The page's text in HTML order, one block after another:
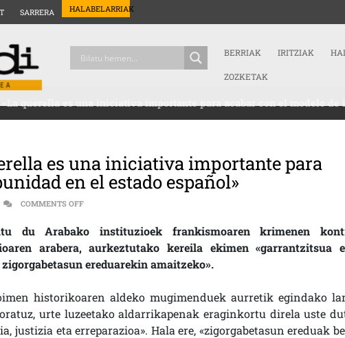
SARRERA HALABELARRIAK
BERRIAK IRITZIAK
ZOZKETAK
querella es una iniciativa importante para acabar con el modelo de
es una iniciativa importante para
en el estado español»
COMMENTS OFFON MARTXOAK 3 ELKARTEA: «LA QUERELLA ES UNA INICIATIVA
du Arabako instituzioek frankismoaren krimenen
arabera, aurkeztutako kereila ekimen «garrantzitsua
ereduarekin amaitzeko».
historikoaren aldeko mugimenduek aurretik egindako
urte luzeetako aldarrikapenak eraginkortu direla uste
justizia eta erreparazioa». Hala ere, «zigorgabetasun ereduak